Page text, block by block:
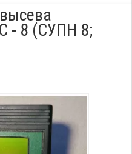
- 8 (СУПН 8;